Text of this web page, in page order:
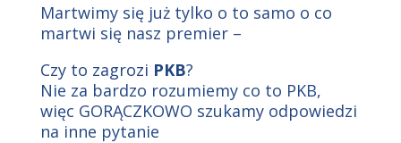
Martwimy się już tylko o to samo o co
martwi się nasz premier –
Czy to zagrozi PKB?
Nie za bardzo rozumiemy co to PKB,
więc GORĄCZKOWO szukamy odpowiedzi
na inne pytanie